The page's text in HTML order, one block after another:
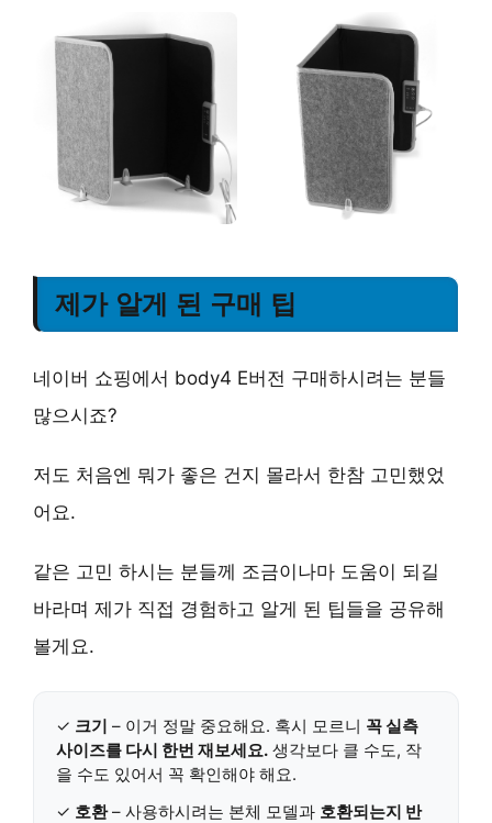
제가 알게 된 구매 팁
네이버 쇼핑에서 body4 E버전 구매하시려는 분들
많으시죠?
저도 처음엔 뭐가 좋은 건지 몰라서 한참 고민했었
어요.
같은 고민 하시는 분들께 조금이나마 도움이 되길
바라며 제가 직접 경험하고 알게 된 팁들을 공유해
볼게요.
✓ 크기 – 이거 정말 중요해요. 혹시 모르니 꼭 실측
사이즈를 다시 한번 재보세요. 생각보다 클 수도, 작
을 수도 있어서 꼭 확인해야 해요.
✓ 호환– 사용하시려는 본체 모델과 호환되는지 반